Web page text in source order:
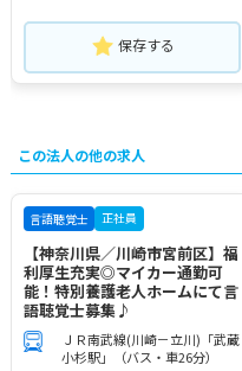
保存する
この法人の他の求人
言語聴覚士 正社員
【神奈川県／川崎市宮前区】福
利厚生充実◎マイカー通勤可
能！特別養護老人ホームにて言
語聴覚士募集♪
ＪＲ南武線(川崎－立川)「武蔵
小杉駅」（バス・車26分）